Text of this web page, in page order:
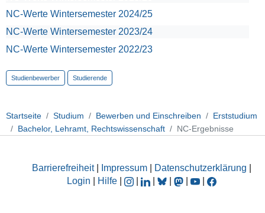
NC-Werte Wintersemester 2024/25
NC-Werte Wintersemester 2023/24
NC-Werte Wintersemester 2022/23
Studienbewerber Studierende
Startseite Studium Bewerben und Einschreiben
Erststudium
Bachelor, Lehramt, Rechtswissenschaft
NC-Ergebnisse
Barrierefreiheit| Impressum Datenschutzerklärung
Login
Hilfe